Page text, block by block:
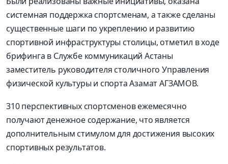
системная поддержка спортсменам, а также сделаны
существенные шаги по укреплению и развитию
спортивной инфраструктуры столицы, отметил в ходе
брифинга в Службе коммуникаций Астаны
заместитель руководителя столичного Управления
физической культуры и спорта Азамат АГЗАМОВ.
310 перспективных спортсменов ежемесячно
получают денежное содержание, что является
дополнительным стимулом для достижения высоких
спортивных результатов.